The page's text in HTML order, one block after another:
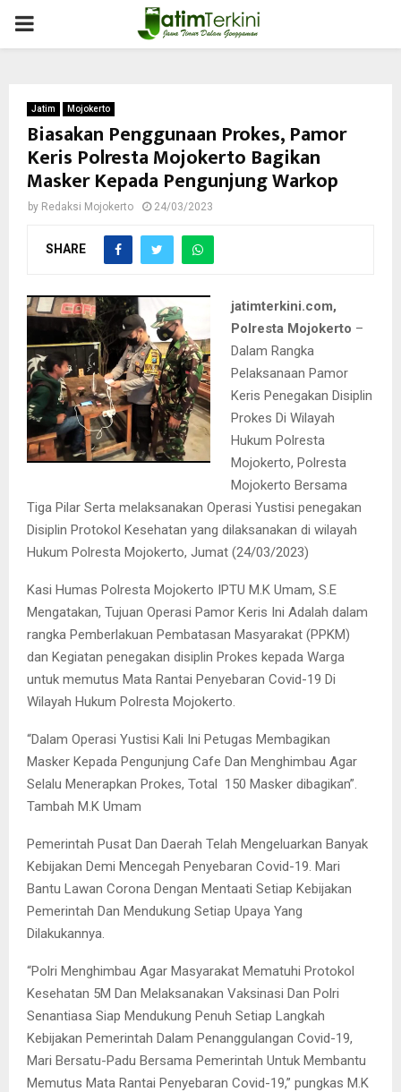
PRIMARY
Jatim Mojokerto
Biasakan Penggunaan Prokes, Pamor
Keris Polresta Mojokerto Bagikan
Masker Kepada Pengunjung Warkop
by Redaksi Mojokerto 24/03/2023
SHARE
jatimterkini.com,
Polresta Mojokerto –
Dalam Rangka
Pelaksanaan Pamor
Keris Penegakan Disiplin
Prokes Di Wilayah
Hukum Polresta
Mojokerto, Polresta
Mojokerto Bersama
Tiga Pilar Serta melaksanakan Operasi Yustisi penegakan
Disiplin Protokol Kesehatan yang dilaksanakan di wilayah
Hukum Polresta Mojokerto, Jumat (24/03/2023)
Kasi Humas Polresta Mojokerto IPTU M.K Umam, S.E
Mengatakan, Tujuan Operasi Pamor Keris Ini Adalah dalam
rangka Pemberlakuan Pembatasan Masyarakat (PPKM)
dan Kegiatan penegakan disiplin Prokes kepada Warga
untuk memutus Mata Rantai Penyebaran Covid-19 Di
Wilayah Hukum Polresta Mojokerto.
“Dalam Operasi Yustisi Kali Ini Petugas Membagikan
Masker Kepada Pengunjung Cafe Dan Menghimbau Agar
Selalu Menerapkan Prokes, Total 150 Masker dibagikan”.
Tambah M.K Umam
Pemerintah Pusat Dan Daerah Telah Mengeluarkan Banyak
Kebijakan Demi Mencegah Penyebaran Covid-19. Mari
Bantu Lawan Corona Dengan Mentaati Setiap Kebijakan
Pemerintah Dan Mendukung Setiap Upaya Yang
Dilakukannya.
“Polri Menghimbau Agar Masyarakat Mematuhi Protokol
Kesehatan 5M Dan Melaksanakan Vaksinasi Dan Polri
Senantiasa Siap Mendukung Penuh Setiap Langkah
Kebijakan Pemerintah Dalam Penanggulangan Covid-19,
Mari Bersatu-Padu Bersama Pemerintah Untuk Membantu
Memutus Mata Rantai Penyebaran Covid-19,” pungkas M.K